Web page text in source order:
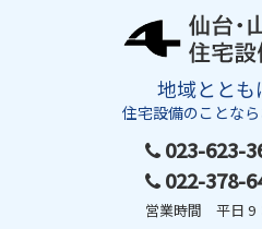
地域ととも
住宅設備のことな
023-623-
022-378-
営業時間 平日 9